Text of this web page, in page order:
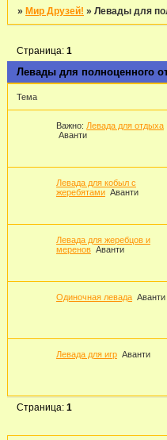
»Мир Друзей! »Левады для
Левады для полноценного
Страница:1
Тема
Важно: Левада для отдыха
Аванти
Левада для кобыл с
жеребятами Аванти
Левада для жеребцов и
меренов Аванти
Одиночная левада Аванти
Левада для игр Аванти
Страница:1